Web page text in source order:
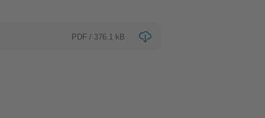
PDF / 376.1 kB